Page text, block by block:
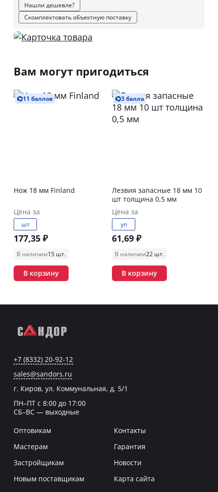
Нашли дешевле?
Скомплектовать объектную поставку
Вам могут пригодиться
11 баллов
Нож 18 мм Finland
Цена за
шт
177,35 ₽
В наличии15 шт.
В корзину
3 балла
Лезвия запасные 18 мм 10
шт толщина 0,5 мм
Цена за
уп
61,69 ₽
В наличии22 шт.
В корзину
+7 (8332) 20-92-12
sales@sandors.ru
г. Киров, ул. Коммунальная, д. 5/1
ПН–ПТ с 8:00 до 17:00
СБ–ВС — выходные
Оптовикам
Мастерам
Застройщикам
Новым поставщикам
Контакты
Гарантия
Новости
Карта сайта